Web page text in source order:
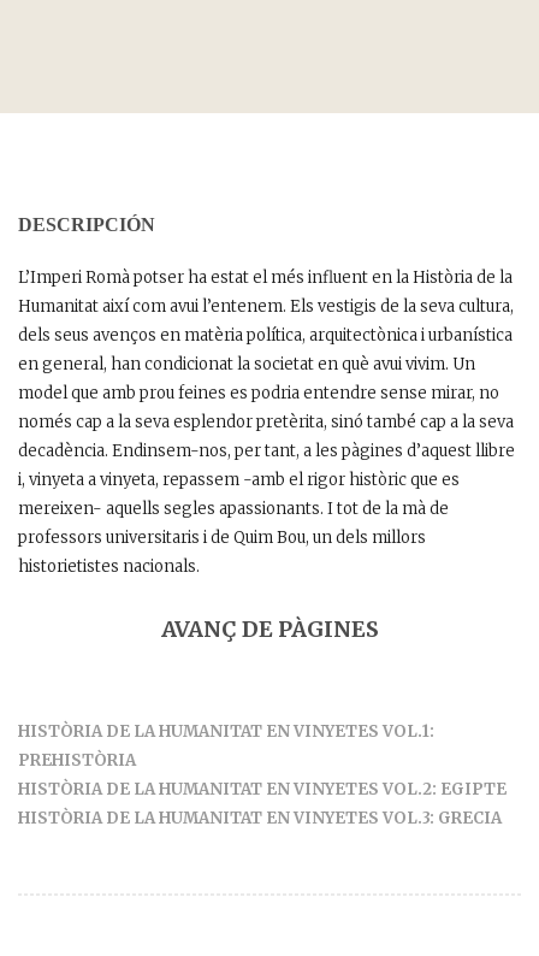
DESCRIPCIÓN
L’Imperi Romà potser ha estat el més influent en la Història de la
Humanitat així com avui l’entenem. Els vestigis de la seva cultura,
dels seus avenços en matèria política, arquitectònica i urbanística
en general, han condicionat la societat en què avui vivim. Un
model que amb prou feines es podria entendre sense mirar, no
només cap a la seva esplendor pretèrita, sinó també cap a la seva
decadència. Endinsem-nos, per tant, a les pàgines d’aquest llibre
i, vinyeta a vinyeta, repassem -amb el rigor històric que es
mereixen- aquells segles apassionants. I tot de la mà de
professors universitaris i de Quim Bou, un dels millors
historietistes nacionals.
AVANÇ DE PÀGINES
HISTÒRIA DE LA HUMANITAT EN VINYETES VOL.1:
PREHISTÒRIA
HISTÒRIA DE LA HUMANITAT EN VINYETES VOL.2: EGIPTE
HISTÒRIA DE LA HUMANITAT EN VINYETES VOL.3: GRECIA